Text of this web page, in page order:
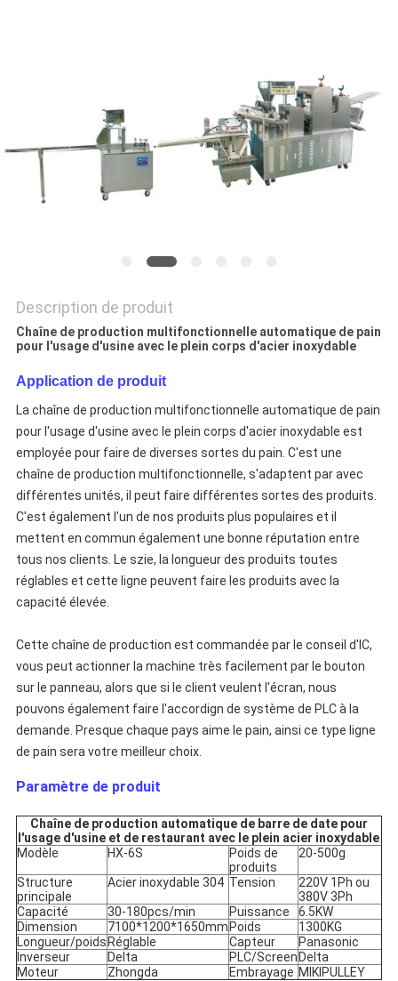
UN DEVIS
PLAN
POLICY
Description de produit
Chaîne de production multifonctionnelle automatique de pain
pour l'usage d'usine avec le plein corps d'acier inoxydable
Application de produit
La chaîne de production multifonctionnelle automatique de pain
pour l'usage d'usine avec le plein corps d'acier inoxydable est
employée pour faire de diverses sortes du pain. C'est une
chaîne de production multifonctionnelle, s'adaptent par avec
différentes unités, il peut faire différentes sortes des produits.
C'est également l'un de nos produits plus populaires et il
mettent en commun également une bonne réputation entre
tous nos clients. Le szie, la longueur des produits toutes
réglables et cette ligne peuvent faire les produits avec la
capacité élevée.
Cette chaîne de production est commandée par le conseil d'IC,
vous peut actionner la machine très facilement par le bouton
sur le panneau, alors que si le client veulent l'écran, nous
pouvons également faire l'accordign de système de PLC à la
demande. Presque chaque pays aime le pain, ainsi ce type ligne
de pain sera votre meilleur choix.
Paramètre de produit
Chaîne de production automatique de barre de date pour
l'usage d'usine et de restaurant avec le plein acier inoxydable
Modèle
HX-6S
Poids de
produits
20-500g
Structure
principale
Acier inoxydable 304 Tension
220V 1Ph ou
380V 3Ph
Capacité
30-180pcs/min Puissance
6.5KW
Dimension
7100*1200*1650mm Poids
1300KG
Longueur/poids Réglable Capteur
Panasonic
Inverseur
Delta PLC/Screen Delta
Moteur
Zhongda Embrayage MIKIPULLEY